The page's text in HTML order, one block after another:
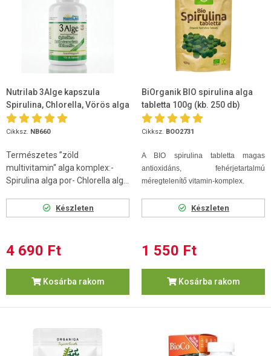
Nutrilab 3Alge kapszula
Spirulina, Chlorella, Vörös alga
120db
Cikksz. NB660
Természetes ”zöld
multivitamin“ alga komplex:-
Spirulina alga por- Chlorella alg...
Készleten
4 690 Ft
Kosárba rakom
BiOrganik BIO spirulina alga
tabletta 100g (kb. 250 db)
Cikksz. BOO2731
A BIO spirulina tabletta magas
antioxidáns, fehérjetartalmú
méregtelenítő vitamin-komplex.
Készleten
1 550 Ft
Kosárba rakom